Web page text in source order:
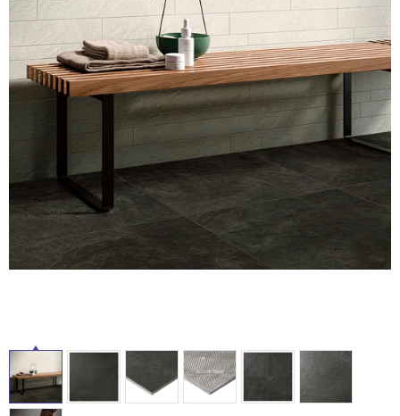
照明 ペット用品
内装用建材 パネル・壁材
ロートアイアン 天然石・石材
メンテナンス・施工材 新商品
横浜スマート ショールー
ム
ウェルビーみのおHDC
BOX
修理お問い合わせ クレーム公開
説明書・図面検索 水まわり3年保証
住まいのスタイリング
アイデア
ミラタップチャンネル
オンライン相談
自分らしい家づくり
SUVACO
みつ
かるリノベりす
ル
屋
内
床・
浴
室